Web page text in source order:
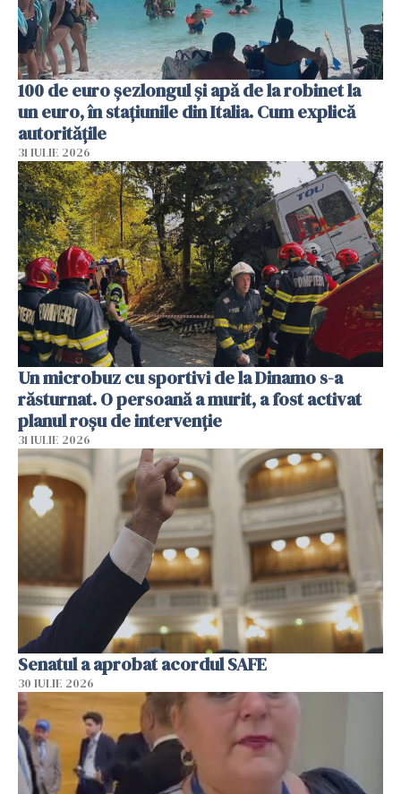
100 de euro șezlongul și apă de la robinet la
un euro, în stațiunile din Italia. Cum explică
autoritățile
31 IULIE 2026
Un microbuz cu sportivi de la Dinamo s-a
răsturnat. O persoană a murit, a fost activat
planul roșu de intervenție
31 IULIE 2026
Senatul a aprobat acordul SAFE
30 IULIE 2026